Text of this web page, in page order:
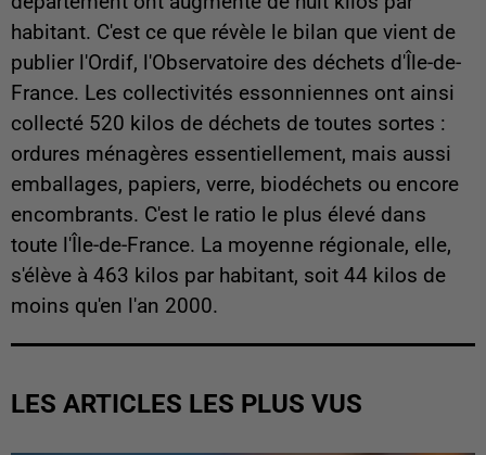
habitant. C'est ce que révèle le bilan que vient de
publier l'Ordif, l'Observatoire des déchets d'Île-de-
France. Les collectivités essonniennes ont ainsi
collecté 520 kilos de déchets de toutes sortes :
ordures ménagères essentiellement, mais aussi
emballages, papiers, verre, biodéchets ou encore
encombrants. C'est le ratio le plus élevé dans
toute l'Île-de-France. La moyenne régionale, elle,
s'élève à 463 kilos par habitant, soit 44 kilos de
moins qu'en l'an 2000.
LES ARTICLES LES PLUS VUS